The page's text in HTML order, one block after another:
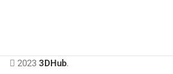
2023 3DHub.